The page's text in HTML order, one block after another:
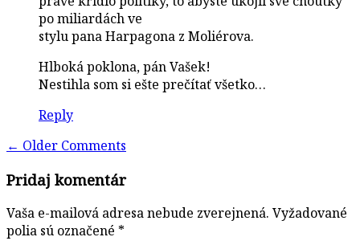
po miliardách ve
stylu pana Harpagona z Moliérova.
Hlboká poklona, pán Vašek!
Nestihla som si ešte prečítať všetko…
Reply
Comment
← Older Comments
Pridaj komentár
Vaša e-mailová adresa nebude zverejnená. Vyžadované
polia sú označené *